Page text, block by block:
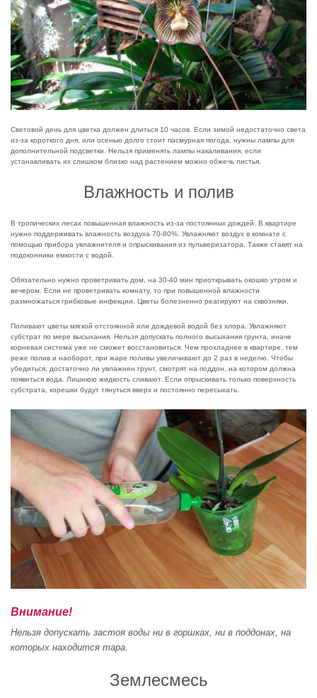
Световой день для цветка должен длиться 10 часов. Если зимой недостаточно света
из-за короткого дня, или осенью долго стоит пасмурная погода, нужны лампы для
дополнительной подсветки. Нельзя применять лампы накаливания, если
устанавливать их слишком близко над растением можно обжечь листья.
Влажность и полив
В тропических лесах повышенная влажность из-за постоянных дождей. В квартире
нужно поддерживать влажность воздуха 70-80%. Увлажняют воздух в комнате с
помощью прибора увлажнителя и опрыскивания из пульверизатора. Также ставят на
подоконники емкости с водой.
Обязательно нужно проветривать дом, на 30-40 мин приоткрывать окошко утром и
вечером. Если не проветривать комнату, то при повышенной влажности
размножаться грибковые инфекции. Цветы болезненно реагируют на сквозняки.
Поливают цветы мягкой отстоянной или дождевой водой без хлора. Увлажняют
субстрат по мере высыхания. Нельзя допускать полного высыхания грунта, иначе
корневая система уже не сможет восстановиться. Чем прохладнее в квартире, тем
реже полив и наоборот, при жаре поливы увеличивают до 2 раз в неделю. Чтобы
убедиться, достаточно ли увлажнен грунт, смотрят на поддон, на котором должна
появиться вода. Лишнюю жидкость сливают. Если опрыскивать только поверхность
субстрата, корешки будут тянуться вверх и постоянно пересыхать.
Внимание!
Нельзя допускать застоя воды ни в горшках, ни в поддонах, на
которых находится тара.
Землесмесь